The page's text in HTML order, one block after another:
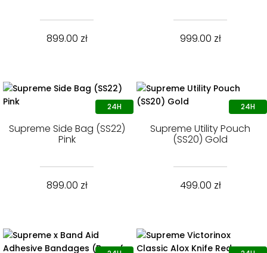
899.00 zł 999.00 zł
Supreme Side Bag (SS22)
Pink
899.00 zł
Supreme Utility Pouch
(SS20) Gold
499.00 zł